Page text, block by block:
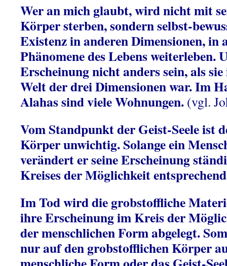
Wer an mich glaubt, wird nicht mit
Körper sterben, sondern selbst-
Existenz in anderen Dimensionen, in
Phänomene des Lebens weiterleben.
Erscheinung nicht anders sein, als
Welt der drei Dimensionen war. Im
Alahas sind viele Wohnungen. (vgl.
Vom Standpunkt der Geist-Seele ist
Körper unwichtig. Solange ein
verändert er seine Erscheinung
Kreises der Möglichkeit
Im Tod wird die grobstoffliche
ihre Erscheinung im Kreis der
der menschlichen Form abgelegt.
nur auf den grobstofflichen Körper